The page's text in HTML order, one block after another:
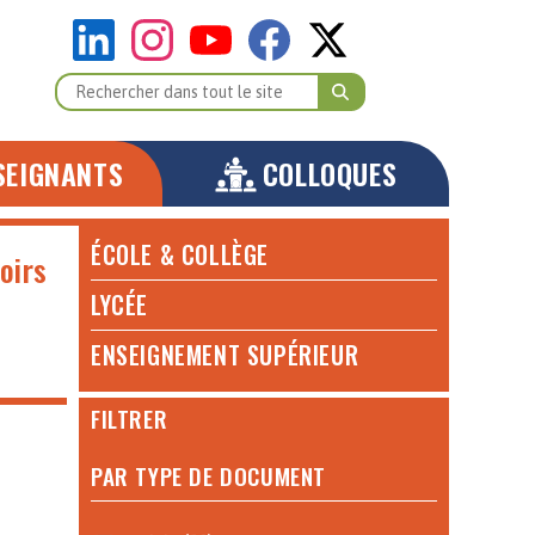
COLLOQUES
ÉCOLE & COLLÈGE
LYCÉE
ENSEIGNEMENT SUPÉRIEUR
FILTRER
PAR TYPE DE DOCUMENT